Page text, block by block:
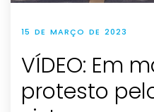
15 DE MARÇO DE 2023
VÍDEO: Em
protesto